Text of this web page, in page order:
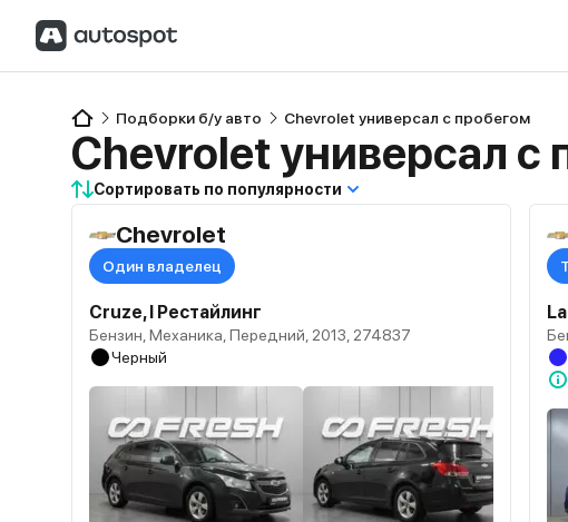
Подборки б/у авто Chevrolet универсал с пробегом
Chevrolet универсал с
Сортировать по популярности
Chevrolet
Один владелец
Cruze, I Рестайлинг
Бензин, Механика, Передний, 2013, 274837
Черный